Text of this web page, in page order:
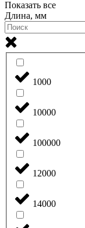
Показать все
Длина, мм
1000
10000
100000
12000
14000